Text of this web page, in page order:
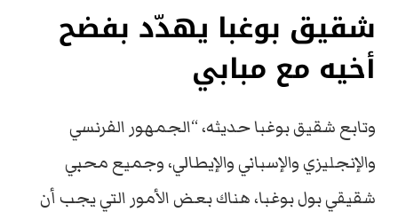
شقيق بوغبا يهدّد بفضح
أخيه مع مبابي
وتابع شقيق بوغبا حديثه، “الجمهور الفرنسي
والإنجليزي والإسباني والإيطالي، وجميع محبي
شقيقي بول بوغبا، هناك بعض الأمور التي يجب أن